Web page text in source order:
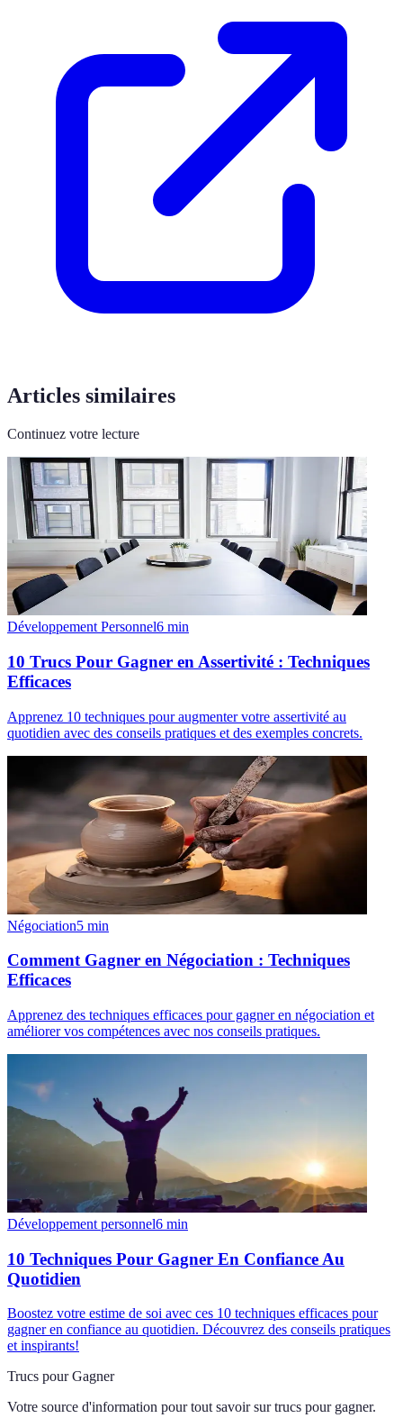
Articles similaires
Continuez votre lecture
Développement Personnel6 min
10 Trucs Pour Gagner en Assertivité : Techniques
Efficaces
Apprenez 10 techniques pour augmenter votre assertivité au
quotidien avec des conseils pratiques et des exemples concrets.
Négociation5 min
Comment Gagner en Négociation : Techniques
Efficaces
Apprenez des techniques efficaces pour gagner en négociation et
améliorer vos compétences avec nos conseils pratiques.
Développement personnel6 min
10 Techniques Pour Gagner En Confiance Au
Quotidien
Boostez votre estime de soi avec ces 10 techniques efficaces pour
gagner en confiance au quotidien. Découvrez des conseils pratiques
et inspirants!
Trucs pour Gagner
Votre source d'information pour tout savoir sur trucs pour gagner.